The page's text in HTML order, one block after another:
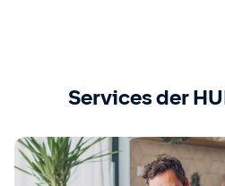
Services der